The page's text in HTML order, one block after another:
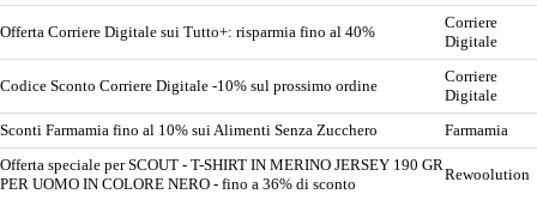
Offerta Corriere Digitale sui Tutto+: risparmia fino al 40%
Corriere
Digitale
Codice Sconto Corriere Digitale -10% sul prossimo ordine
Corriere
Digitale
Sconti Farmamia fino al 10% sui Alimenti Senza Zucchero
Farmamia
Offerta speciale per SCOUT - T-SHIRT IN MERINO JERSEY 190 GR
PER UOMO IN COLORE NERO - fino a 36% di sconto
Rewoolution